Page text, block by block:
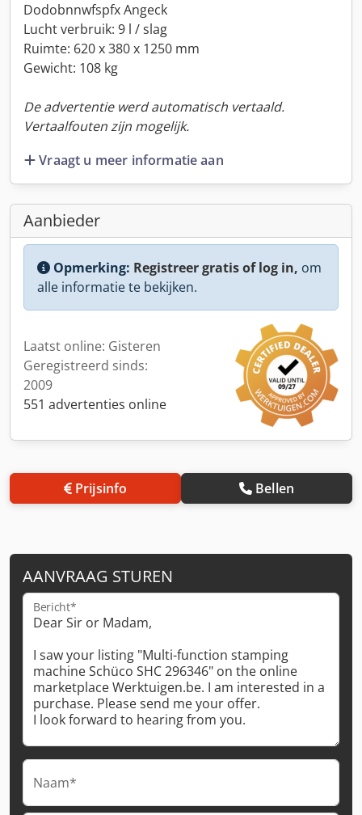
Dodobnnwfspfx Angeck
Lucht verbruik: 9 l / slag
Ruimte: 620 x 380 x 1250 mm
Gewicht: 108 kg
De advertentie werd automatisch vertaald.
Vertaalfouten zijn mogelijk.
Vraagt u meer informatie aan
Aanbieder
Opmerking: Registreer gratis of log in, om
alle informatie te bekijken.
Laatst online: Gisteren
Geregistreerd sinds:
2009
551 advertenties online
Prijsinfo Bellen
AANVRAAG STUREN
Bericht*
Naam*